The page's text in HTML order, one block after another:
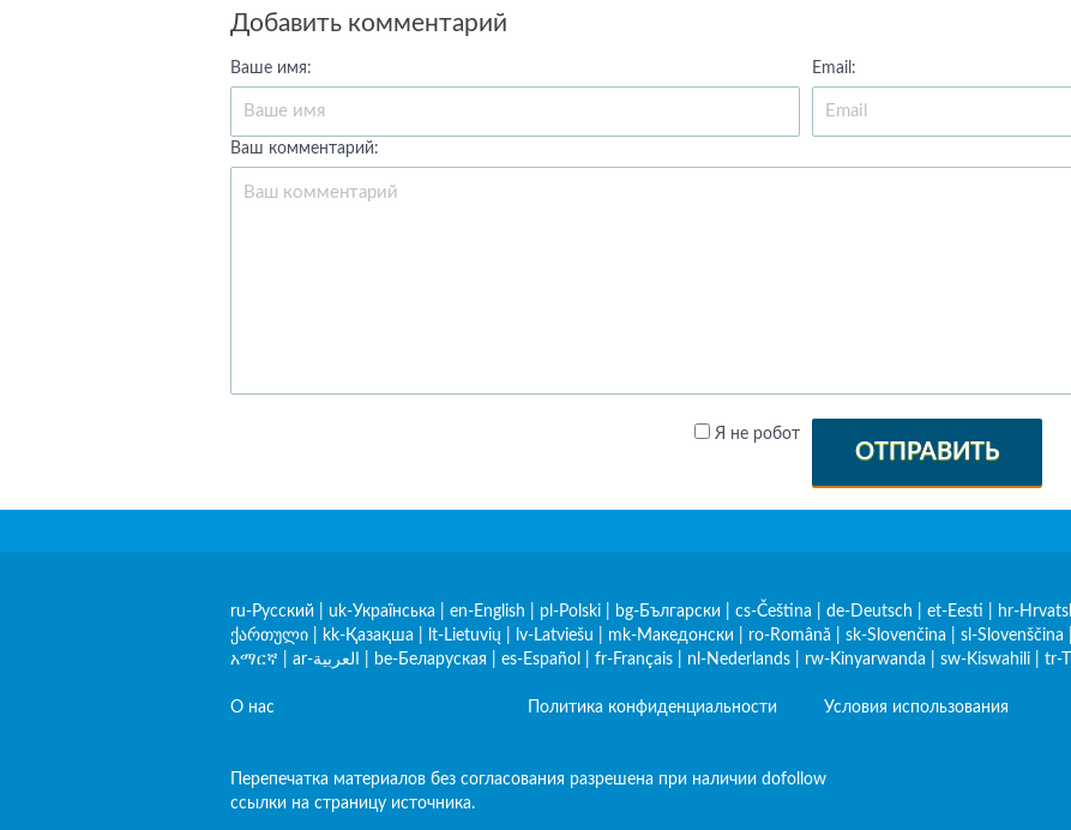
Добавить комментарий
Ваше имя: Email:
Ваш комментарий:
Я не робот
ОТПРАВИТЬ
ru-Русский uk-Українська en-English pl-Polski bg-Български cs-Čeština de-Deutsch et-Eesti hr-
ქართული
kk-Қазақша lt-Lietuvių lv-Latviešu mk-Македонски ro-Română sk-Slovenčina sl-Slovenščina
አማርኛ
ar-العربية be-Беларуская es-Español fr-Français nl-Nederlands rw-Kinyarwanda sw-Kiswahili tr-
О нас Политика конфиденциальности Условия использования
Перепечатка материалов без согласования разрешена при наличии dofollow
ссылки на страницу источника.